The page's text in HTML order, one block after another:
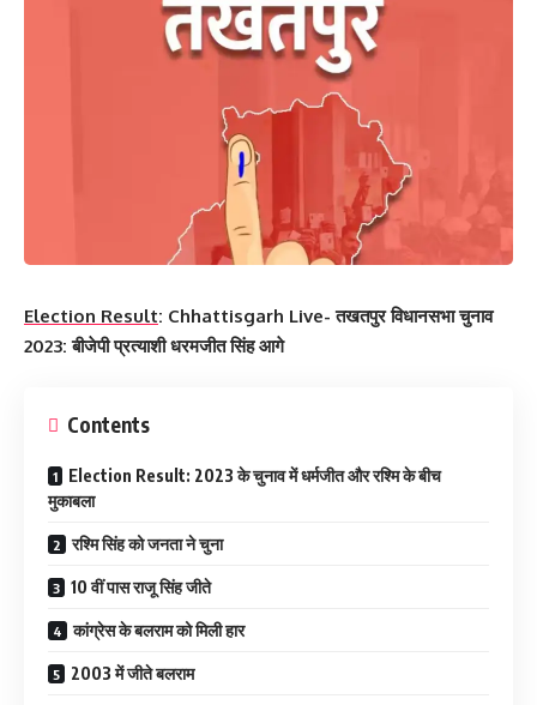
Election Result: Chhattisgarh Live- तखतपुर विधानसभा चुनाव
2023: बीजेपी प्रत्याशी धरमजीत सिंह आगे
Contents
Election Result: 2023 के चुनाव में धर्मजीत और रश्मि के बीच
मुकाबला
रश्मि सिंह को जनता ने चुना
10 वीं पास राजू सिंह जीते
कांग्रेस के बलराम को मिली हार
2003 में जीते बलराम